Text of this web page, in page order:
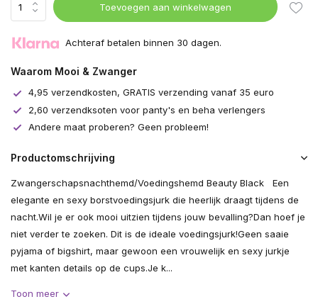
Toevoegen aan winkelwagen
Achteraf betalen binnen 30 dagen.
Waarom Mooi & Zwanger
4,95 verzendkosten, GRATIS verzending vanaf 35 euro
2,60 verzendksoten voor panty's en beha verlengers
Andere maat proberen? Geen probleem!
Productomschrijving
Zwangerschapsnachthemd/Voedingshemd Beauty Black Een
elegante en sexy borstvoedingsjurk die heerlijk draagt tijdens de
nacht.Wil je er ook mooi uitzien tijdens jouw bevalling?Dan hoef je
niet verder te zoeken. Dit is de ideale voedingsjurk!Geen saaie
pyjama of bigshirt, maar gewoon een vrouwelijk en sexy jurkje
met kanten details op de cups.Je k...
Toon meer